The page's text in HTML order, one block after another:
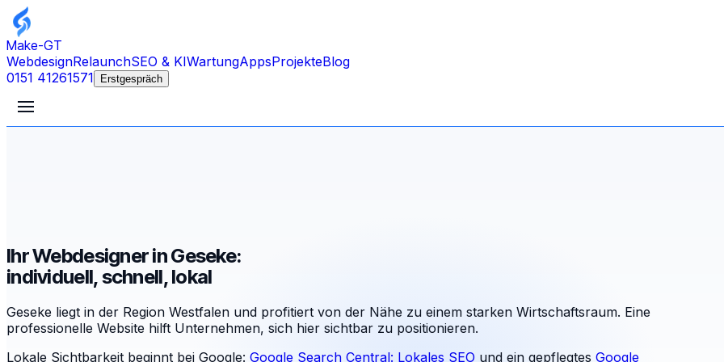
Make-GT
WebdesignRelaunchSEO & KIWartungAppsProjekteBlog
0151 41261571
Erstgespräch
Ihr Webdesigner in Geseke:
individuell, schnell, lokal
Geseke liegt in der Region Westfalen und profitiert von der Nähe zu einem starken Wirtschaftsraum. Eine
professionelle Website hilft Unternehmen, sich hier sichtbar zu positionieren.
Lokale Sichtbarkeit beginnt bei Google: Google Search Central: Lokales SEO und ein gepflegtes Google